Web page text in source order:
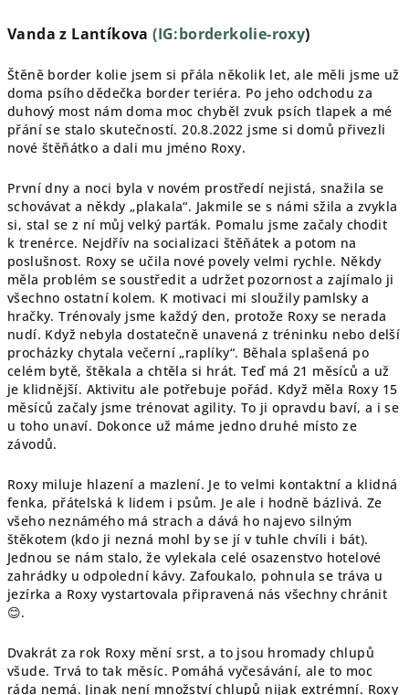
Vanda z Lantíkova(IG:borderkolie-roxy)
Štěně border kolie jsem si přála několik let, ale měli jsme už
doma psího dědečka border teriéra. Po jeho odchodu za
duhový most nám doma moc chyběl zvuk psích tlapek a mé
přání se stalo skutečností. 20.8.2022 jsme si domů přivezli
nové štěňátko a dali mu jméno Roxy.
První dny a noci byla v novém prostředí nejistá, snažila se
schovávat a někdy „plakala“. Jakmile se s námi sžila a zvykla
si, stal se z ní můj velký parťák. Pomalu jsme začaly chodit
k trenérce. Nejdřív na socializaci štěňátek a potom na
poslušnost. Roxy se učila nové povely velmi rychle. Někdy
měla problém se soustředit a udržet pozornost a zajímalo ji
všechno ostatní kolem. K motivaci mi sloužily pamlsky a
hračky. Trénovaly jsme každý den, protože Roxy se nerada
nudí. Když nebyla dostatečně unavená z tréninku nebo delší
procházky chytala večerní „raplíky“. Běhala splašená po
celém bytě, štěkala a chtěla si hrát. Teď má 21 měsíců a už
je klidnější. Aktivitu ale potřebuje pořád. Když měla Roxy 15
měsíců začaly jsme trénovat agility. To ji opravdu baví, a i se
u toho unaví. Dokonce už máme jedno druhé místo ze
závodů.
Roxy miluje hlazení a mazlení. Je to velmi kontaktní a klidná
fenka, přátelská k lidem i psům. Je ale i hodně bázlivá. Ze
všeho neznámého má strach a dává ho najevo silným
štěkotem (kdo ji nezná mohl by se jí v tuhle chvíli i bát).
Jednou se nám stalo, že vylekala celé osazenstvo hotelové
zahrádky u odpolední kávy. Zafoukalo, pohnula se tráva u
jezírka a Roxy vystartovala připravená nás všechny chránit
😊.
Dvakrát za rok Roxy mění srst, a to jsou hromady chlupů
všude. Trvá to tak měsíc. Pomáhá vyčesávání, ale to moc
ráda nemá. Jinak není množství chlupů nijak extrémní. Roxy